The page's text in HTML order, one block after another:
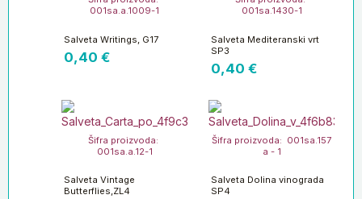
001sa.a.1009-1
Salveta Writings, G17
0,40 €
001sa.1430-1
Salveta Mediteranski vrt
SP3
0,40 €
Šifra proizvoda:
001sa.a.12-1
Salveta Vintage
Butterflies,ZL4
Šifra proizvoda: 001sa.157
a - 1
Salveta Dolina vinograda
SP4